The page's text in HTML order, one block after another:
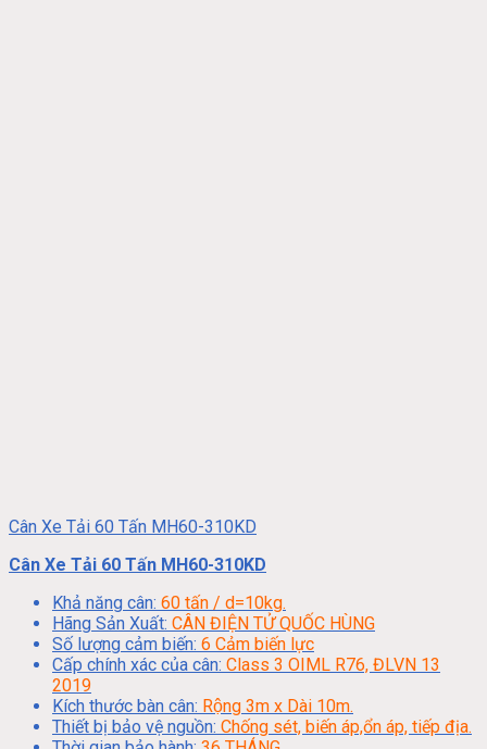
Cân Xe Tải 60 Tấn MH60-310KD
Cân Xe Tải 60 Tấn MH60-310KD
Khả năng cân: 60 tấn / d=10kg.
Hãng Sản Xuất: CÂN ĐIỆN TỬ QUỐC HÙNG
Số lượng cảm biến: 6 Cảm biến lực
Cấp chính xác của cân: Class 3 OIML R76, ĐLVN 13
2019
Kích thước bàn cân: Rộng 3m x Dài 10m.
Thiết bị bảo vệ nguồn: Chống sét, biến áp,ổn áp, tiếp địa.